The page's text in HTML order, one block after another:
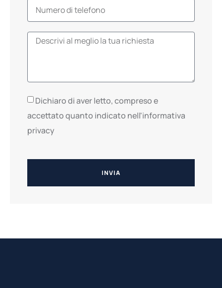
Dichiaro di aver letto, compreso e
accettato quanto indicato nell'informativa
privacy
INVIA